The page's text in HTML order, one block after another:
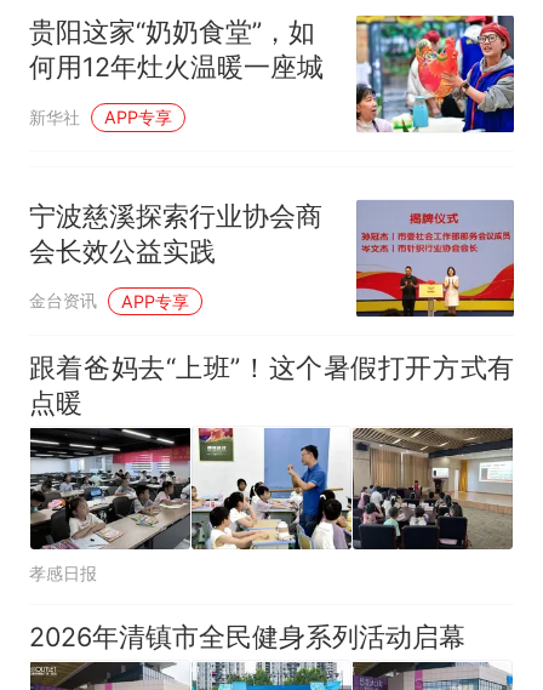
贵阳这家“奶奶食堂”，如
何用12年灶火温暖一座城
新华社 APP专享
宁波慈溪探索行业协会商
会长效公益实践
金台资讯 APP专享
跟着爸妈去“上班”！这个暑假打开方式有
点暖
孝感日报
2026年清镇市全民健身系列活动启幕